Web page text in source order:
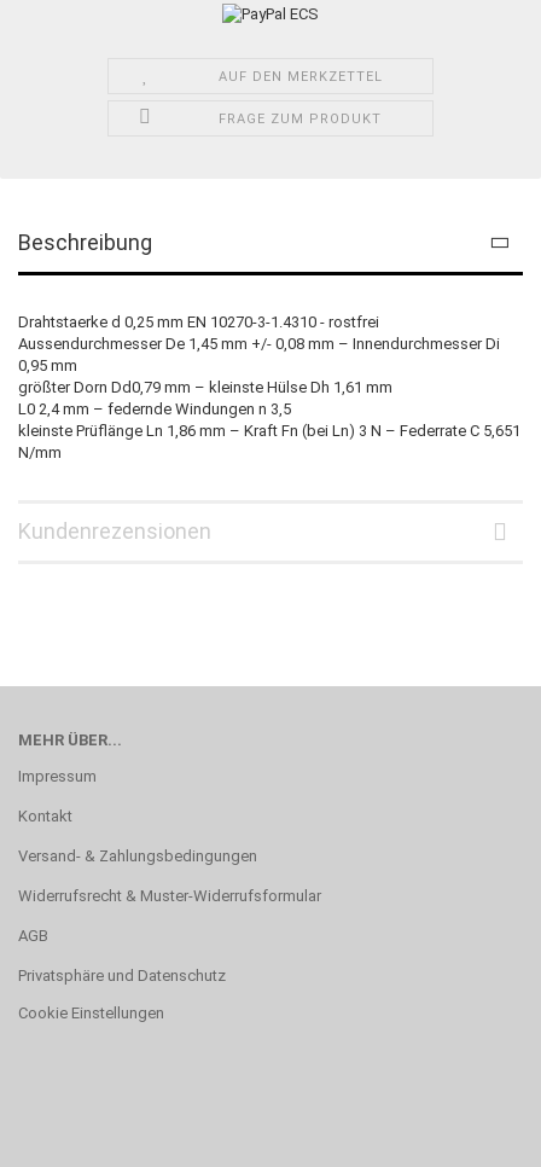
AUF DEN MERKZETTEL
FRAGE ZUM PRODUKT
Beschreibung
Drahtstaerke d 0,25 mm EN 10270-3-1.4310 - rostfrei
Aussendurchmesser De 1,45 mm +/- 0,08 mm – Innendurchmesser Di
0,95 mm
größter Dorn Dd0,79 mm – kleinste Hülse Dh 1,61 mm
L0 2,4 mm – federnde Windungen n 3,5
kleinste Prüflänge Ln 1,86 mm – Kraft Fn (bei Ln) 3 N – Federrate C 5,651
N/mm
Kundenrezensionen
MEHR ÜBER...
Impressum
Kontakt
Versand- & Zahlungsbedingungen
Widerrufsrecht & Muster-Widerrufsformular
AGB
Privatsphäre und Datenschutz
Cookie Einstellungen